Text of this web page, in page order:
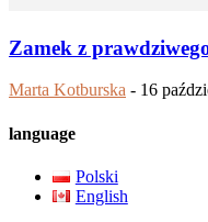
Zamek z
Marta Kotburska - 16
language
Polski
English